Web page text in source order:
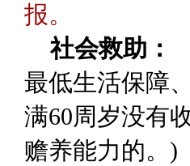
报。
社会救助：
最低生活保障、
满60周岁没有
赡养能力的。)